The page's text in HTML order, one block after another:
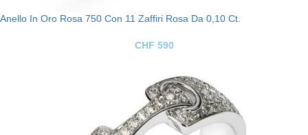
Anello In Oro Rosa 750 Con 11 Zaffiri Rosa Da 0,10 Ct.
CHF 590